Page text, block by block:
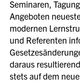
Seminaren,
Angeboten
modernen
und Referenten
daraus
stets auf dem